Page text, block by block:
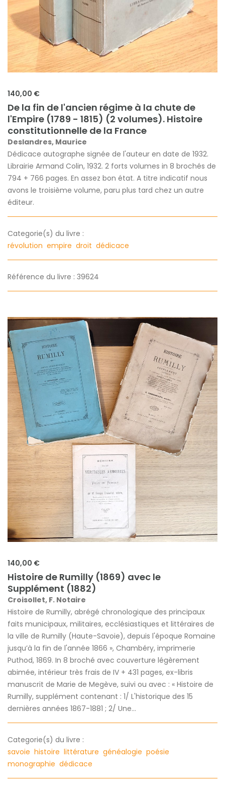
140,00 €
De la fin de l'ancien régime à la chute de
l'Empire (1789 - 1815) (2 volumes). Histoire
constitutionnelle de la France
Deslandres, Maurice
Dédicace autographe signée de l'auteur en date de 1932.
Librairie Armand Colin, 1932. 2 forts volumes in 8 brochés de
794 + 766 pages. En assez bon état. A titre indicatif nous
avons le troisième volume, paru plus tard chez un autre
éditeur.
Categorie(s) du livre :
révolution empire droit dédicace
Référence du livre : 39624
140,00 €
Histoire de Rumilly (1869) avec le
Supplément (1882)
Croisollet, F. Notaire
Histoire de Rumilly, abrégé chronologique des principaux
faits municipaux, militaires, ecclésiastiques et littéraires de
la ville de Rumilly (Haute-Savoie), depuis l'époque Romaine
jusqu’à la fin de l'année 1866 », Chambéry, imprimerie
Puthod, 1869. In 8 broché avec couverture légèrement
abimée, intérieur très frais de IV + 431 pages, ex-libris
manuscrit de Marie de Megève, suivi ou avec : « Histoire de
Rumilly, supplément contenant : 1/ L'historique des 15
dernières années 1867-1881 ; 2/ Une...
Categorie(s) du livre :
savoie histoire littérature généalogie poésie
monographie dédicace